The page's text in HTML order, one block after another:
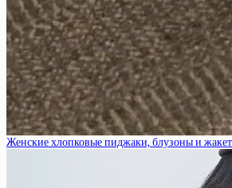
Женские хлопковые пиджаки, блузоны и